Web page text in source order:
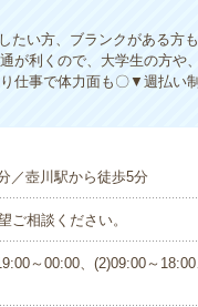
たい方、ブランクがある方
が利くので、大学生の方や
仕事で体力面も〇▼週払い
／壺川駅から徒歩5分
ご相談ください。
～00:00、(2)09:00～